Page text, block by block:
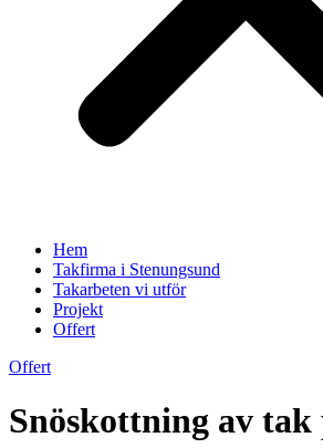
Hem
Takfirma i Stenungsund
Takarbeten vi utför
Projekt
Offert
Offert
Snöskottning av tak